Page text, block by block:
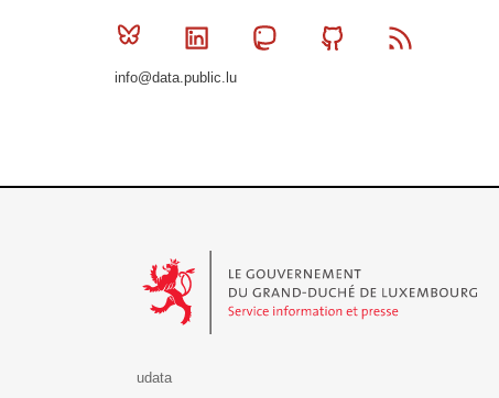
Bluesky Linkedin MastodonGithub
info@data.public.lu
udata